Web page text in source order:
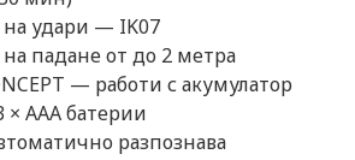
на удари — IK07
падане от до 2 метра
— работи с акумулатор
× AAA батерии
разпознава